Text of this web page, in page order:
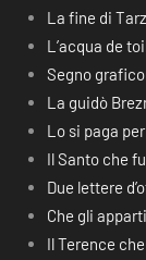
La fine di
L’acqua de
Segno
La guidò
Lo si paga
Il Santo che
Due lettere
Che gli
Il Terence